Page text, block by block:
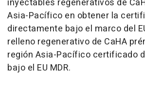
inyectables regenerativos de
Asia-Pacífico en obtener la
directamente bajo el marco del
relleno regenerativo de CaHA
región Asia-Pacífico certificado
bajo el EU MDR.